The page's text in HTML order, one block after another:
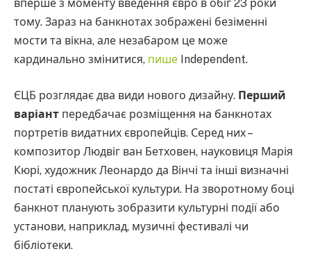
вперше з моменту введення євро в обіг 23 роки
тому. Зараз на банкнотах зображені безіменні
мости та вікна, але незабаром це може
кардинально змінитися, пише Independent.
ЄЦБ розглядає два види нового дизайну. Перший
варіант передбачає розміщення на банкнотах
портретів видатних європейців. Серед них –
композитор Людвіг ван Бетховен, науковиця Марія
Кюрі, художник Леонардо да Вінчі та інші визначні
постаті європейської культури. На зворотному боці
банкнот планують зобразити культурні події або
установи, наприклад, музичні фестивалі чи
бібліотеки.